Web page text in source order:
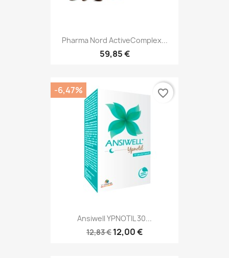
Pharma Nord ActiveComplex...
59,85 €
Ansiwell YPNOTIL 30...
12,83 € 12,00 €
-6,47% favorite_border